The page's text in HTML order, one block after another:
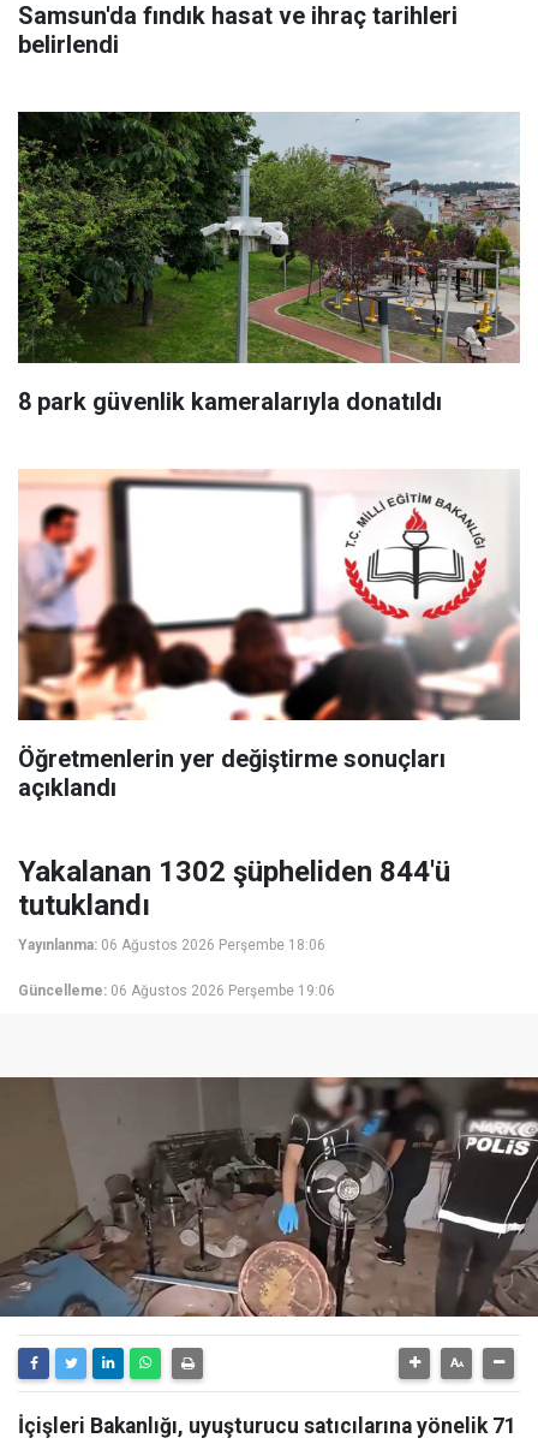
Samsun'da fındık hasat ve ihraç tarihleri
belirlendi
8 park güvenlik kameralarıyla donatıldı
Öğretmenlerin yer değiştirme sonuçları
açıklandı
Yakalanan 1302 şüpheliden 844'ü
tutuklandı
Yayınlanma: 06 Ağustos 2026 Perşembe 18:06
Güncelleme: 06 Ağustos 2026 Perşembe 19:06
İçişleri Bakanlığı, uyuşturucu satıcılarına yönelik 71